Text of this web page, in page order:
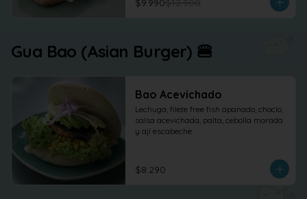
$9.990$12.900
Gua Bao (Asian Burger) 🍔
Bao Acevichado
Lechuga, filete free fish apanado, choclo,
salsa acevichada, palta, cebolla morada
y ají escabeche
$8.290